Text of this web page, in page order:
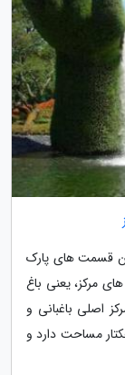
قسمت های پارک
مرکز، یعنی باغ
اصلی باغبانی و
گیاهان در ایران شناخته می گردد، 150 هکتار مساحت دارد و